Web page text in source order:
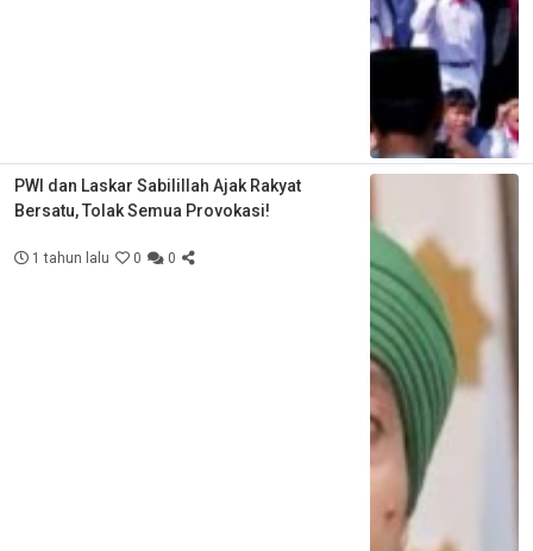
PWI dan Laskar Sabilillah Ajak Rakyat
Bersatu, Tolak Semua Provokasi!
1 tahun lalu 0 0